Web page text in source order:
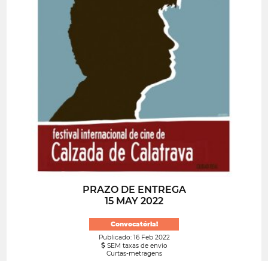
PRAZO DE ENTREGA
15 MAY 2022
Convocatória!
Publicado: 16 Feb 2022
SEM taxas de envio
Curtas-metragens